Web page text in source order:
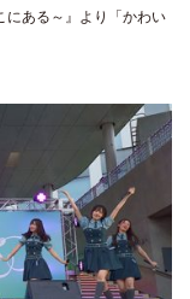
にある～』より「かわい